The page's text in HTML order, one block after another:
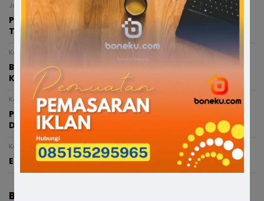
Jumat, 7 Agustus 2026 - 18:12 WITA
Petani Bone Menjerit Akibat Kekeringan, Pemkab
Turunkan Mobil Tangki ke Lahan Pertanian
Kamis, 6 Agustus 2026 - 21:25 WITA
Bupati Bone Melayat ke Rumah Duka Balita 4 Tahun
Korban Kecelakaan
Kamis, 6 Agustus 2026 - 20:05 WITA
Pasca Terlibat Kecelakaan, Anggota Polres Bone
Diperiksa Propam Dan Sudah Ditahan
Kamis, 6 Agustus 2026 - 15:53 WITA
Enam Ketua TP PKK Kecamatan di Soppeng Dilantik
BERITA TERBARU